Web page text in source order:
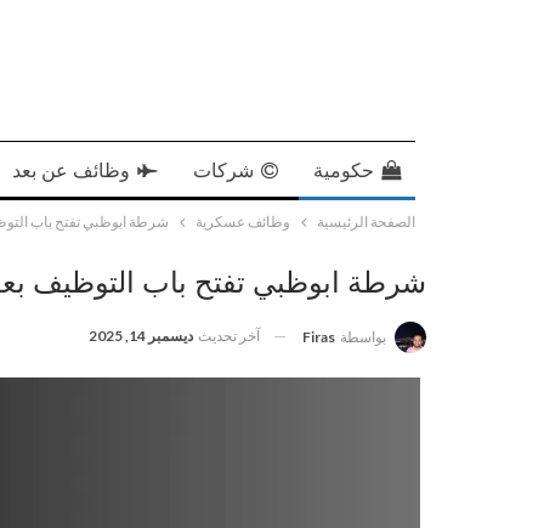
حكومية شركات وظائف عن بعد
الصفحة الرئيسية وظائف عسكرية شرطة ابوظبي تفتح باب
شرطة ابوظبي تفتح باب التوظيف
بواسطة Firas آخر تحديث ديسمبر 14, 2025